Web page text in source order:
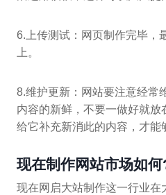
6.上传测试：网页制作完毕，
上。
8.维护更新：网站要注意经常
内容的新鲜，不要一做好就
给它补充新消此的内容，才能
现在制作网站市场如何
现在网启大站制作这一行业